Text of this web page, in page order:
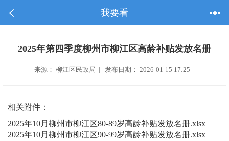
我要看
2025年第四季度柳州市柳江区高龄补贴发放名册
来源： 柳江区民政局 | 发布日期： 2026-01-15 17:25
相关附件：
2025年10月柳州市柳江区80-89岁高龄补贴发放名册.xlsx
2025年10月柳州市柳江区90-99岁高龄补贴发放名册.xlsx